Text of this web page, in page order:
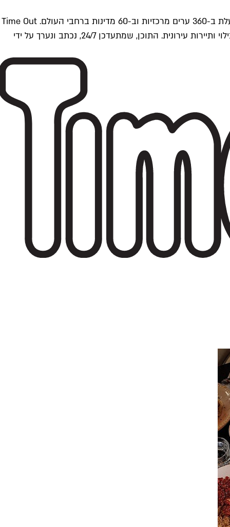
Time Outתל אביב הוא חלק מרשת Time Out Global — רשת מדיה בינלאומית הפועלת ב-360 ערים מרכזיות וב-60 מדינות ברחבי העולם. Time Out
הוא אחד ממקורות התוכן המקיפים והאמינים ביותר בתחומי התרבות, הקולינריה, הבילוי ותיירות עירונית. התוכן, שמתעדכן 24/7, נכתב ונערך על ידי